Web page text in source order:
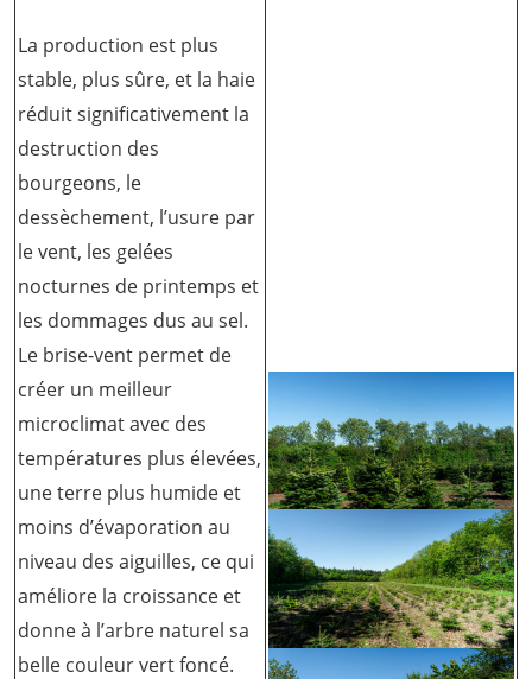
La production est plus
stable, plus sûre, et la haie
réduit significativement la
destruction des
bourgeons, le
dessèchement, l’usure par
le vent, les gelées
nocturnes de printemps et
les dommages dus au sel.
Le brise-vent permet de
créer un meilleur
microclimat avec des
températures plus élevées,
une terre plus humide et
moins d’évaporation au
niveau des aiguilles, ce qui
améliore la croissance et
donne à l’arbre naturel sa
belle couleur vert foncé.